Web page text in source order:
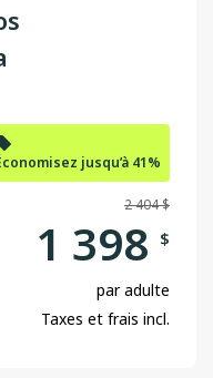
jusqu’à 41%
2 404 $
1 398 $
par adulte
Taxes et frais incl.